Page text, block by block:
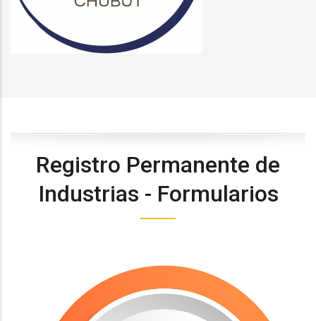
Registro Permanente de
Industrias - Formularios